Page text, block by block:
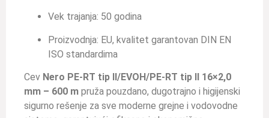
Vek trajanja: 50 godina
Proizvodnja: EU, kvalitet garantovan DIN EN
ISO standardima
Cev Nero PE-RT tip II/EVOH/PE-RT tip II 16×2,0
mm – 600 m pruža pouzdano, dugotrajno i higijenski
sigurno rešenje za sve moderne grejne i vodovodne